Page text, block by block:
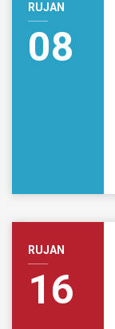
RUJAN
08
RUJAN
16